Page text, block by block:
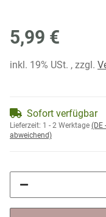
5,99 €
inkl. 19% USt. , zzgl.
Sofort verfügbar
Lieferzeit: 1 - 2 Werktage (DE
abweichend)